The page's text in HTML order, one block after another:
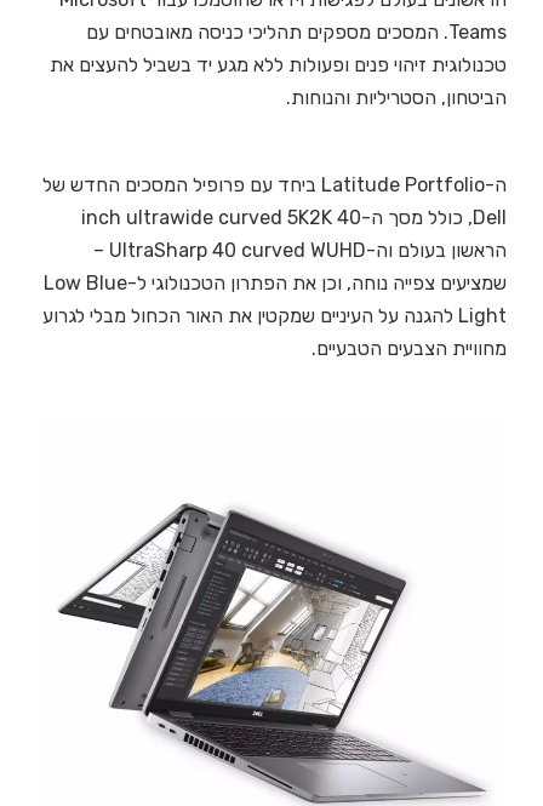
Teams. המסכים מספקים תהליכי כניסה מאובטחים עם
טכנולוגית זיהוי פנים ופעולות ללא מגע יד בשביל להעצים את
הביטחון, הסטריליות והנוחות.
ה-Latitude Portfolio ביחד עם פרופיל המסכים החדש של
Dell, כולל מסך ה-40 inch ultrawide curved 5K2K
הראשון בעולם וה-UltraSharp 40 curved WUHD –
שמציעים צפייה נוחה, וכן את הפתרון הטכנולוגי ל-Low Blue
Light להגנה על העיניים שמקטין את האור הכחול מבלי לגרוע
מחוויית הצבעים הטבעיים.